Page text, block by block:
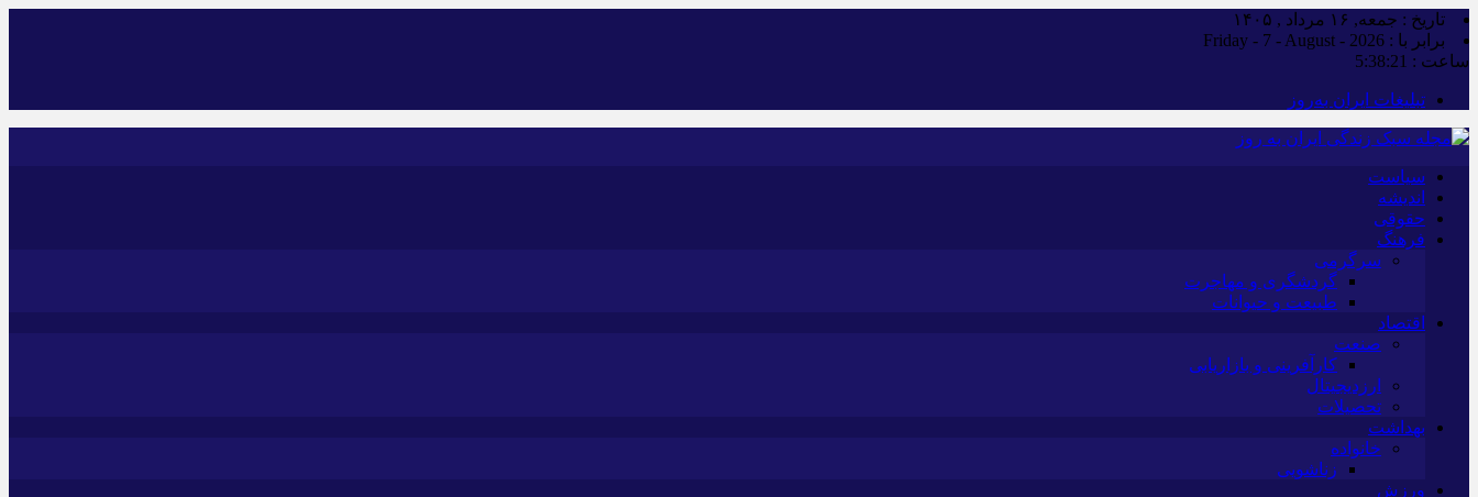
تاریخ : جمعه, ۱۶ مرداد , ۱۴۰۵
برابر با : Friday - 7 - August - 2026
ساعت : 5:38:22
تبلیغات ایران به‌روز
سیاست
اندیشه
حقوقی
فرهنگ
سرگرمی
گردشگری و مهاجرت
طبیعت و حیوانات
اقتصاد
صنعت
کارآفرینی و بازاریابی
ارزدیجیتال
تحصیلات
بهداشت
خانواده
زناشویی
ورزش